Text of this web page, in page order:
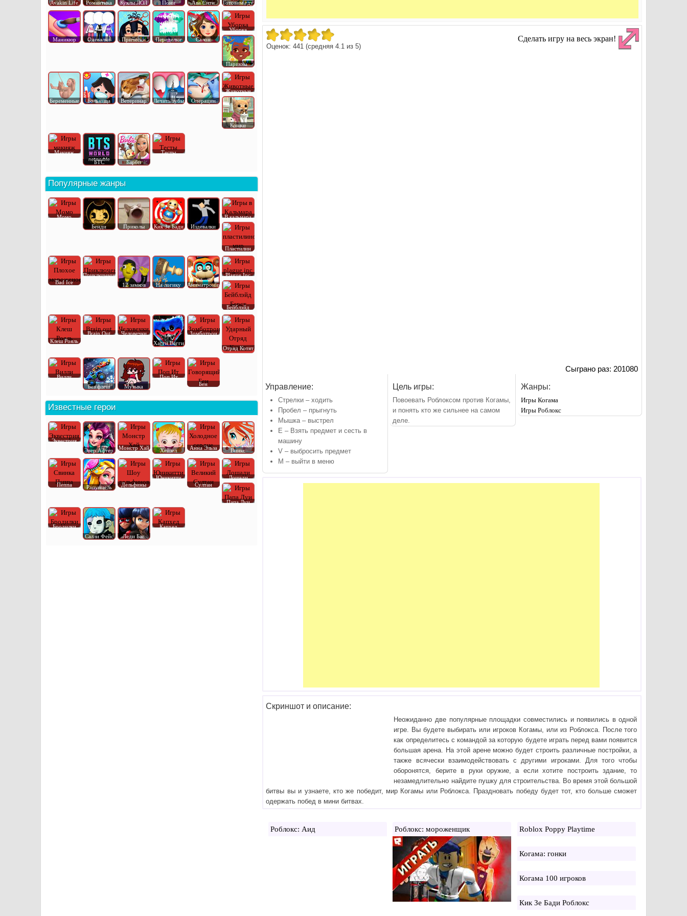
Оценок:441 (средняя4.1 из5)
Сделать игру на весь экран!
Сыграно раз: 201080
Управление:
Стрелки – ходить
Пробел – прыгнуть
Мышка – выстрел
E – Взять предмет и сесть в
машину
V – выбросить предмет
M – выйти в меню
Цель игры:
Повоевать Роблоксом против Когамы,
и понять кто же сильнее на самом
деле.
Жанры:
Игры Когама
Игры Роблокс
Скриншот и описание:
Неожиданно две популярные площадки совместились и появились в одной
игре. Вы будете выбирать или игроков Когамы, или из Роблокса. После того
как определитесь с командой за которую будете играть перед вами появится
большая арена. На этой арене можно будет строить различные постройки, а
также всячески взаимодействовать с другими игроками. Для того чтобы
оборонятся, берите в руки оружие, а если хотите построить здание, то
незамедлительно найдите пушку для строительства. Во время этой большой
битвы вы и узнаете, кто же победит, мир Когамы или Роблокса. Праздновать победу будет тот, кто больше сможет
одержать побед в мини битвах.
Роблокс: Аид Роблокс: мороженщик Roblox Poppy Playtime
Когама: гонки
Когама 100 игроков
Кик Зе Бади Роблокс
Avakin Life Романтика Куклы ЛОЛ Пони Ава Сити Готовим еду
Маникюр Одевалки Прически Переделки Салон
Уборка
Парикма..
Беременные Больница Ветеринар Лечить зубы Операции
Животные
Кошки
Макияж
БТС
Барби
Тесты
Популярные жанры
Момо
Бенди
Приколы Кик Зе Бади Издевалки
В кальмара
Пластилин
Bad Ice
Приключения
12 замков
На логику Аниматроник
Plague Inc
Бейблэйд
Клеш Рояль
Brain Out
Человечки
Хагги Вагги
Зомботрон
Отряд Котят
Вилли
Без флеш
Музыка
Поп Ит
Бен
Известные герои
Эквестрия
Эвер Афтер
Монстр Хай Хейзел Анна Эльза Винкс
Пеппа Рапунцель Дельфины
Юникитти
Султан
Лошади
Папа Луи
Бродилки
Салли Фейс
Леди Баг
Капхед